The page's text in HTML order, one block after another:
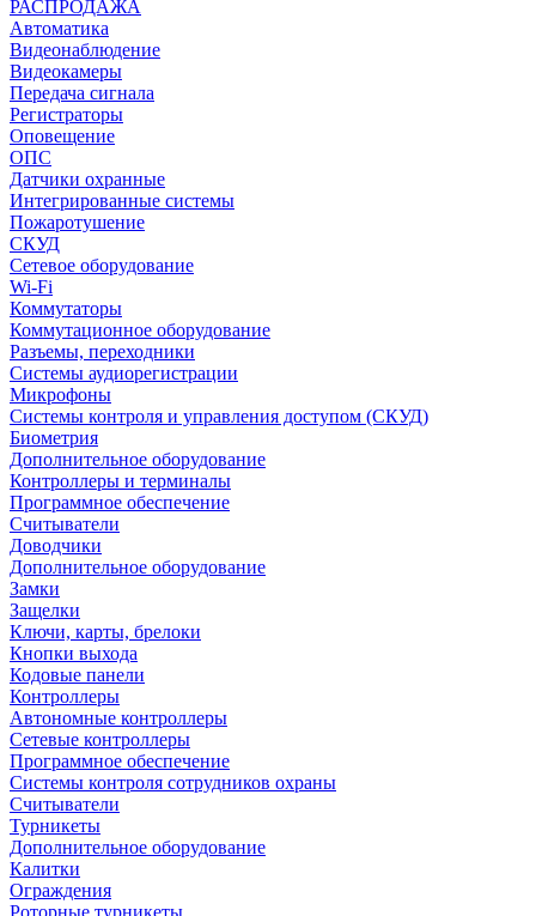
РАСПРОДАЖА
Автоматика
Видеонаблюдение
Видеокамеры
Передача сигнала
Регистраторы
Оповещение
ОПС
Датчики охранные
Интегрированные системы
Пожаротушение
СКУД
Сетевое оборудование
Wi-Fi
Коммутаторы
Коммутационное оборудование
Разъемы, переходники
Системы аудиорегистрации
Микрофоны
Системы контроля и управления доступом (СКУД)
Биометрия
Дополнительное оборудование
Контроллеры и терминалы
Программное обеспечение
Считыватели
Доводчики
Дополнительное оборудование
Замки
Защелки
Ключи, карты, брелоки
Кнопки выхода
Кодовые панели
Контроллеры
Автономные контроллеры
Сетевые контроллеры
Программное обеспечение
Системы контроля сотрудников охраны
Считыватели
Турникеты
Дополнительное оборудование
Калитки
Ограждения
Роторные турникеты